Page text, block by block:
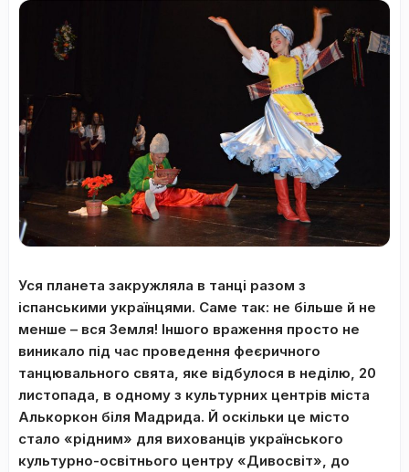
Уся планета закружляла в танці разом з
іспанськими українцями. Саме так: не більше й не
менше – вся Земля! Іншого враження просто не
виникало під час проведення феєричного
танцювального свята, яке відбулося в неділю, 20
листопада, в одному з культурних центрів міста
Алькоркон біля Мадрида. Й оскільки це місто
стало «рідним» для вихованців українського
культурно-освітнього центру «Дивосвіт», до